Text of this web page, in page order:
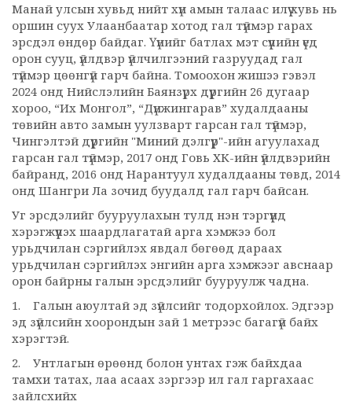
Манай улсын хувьд нийт хүн амын талаас илүү хувь нь
оршин суух Улаанбаатар хотод гал түймэр гарах
эрсдэл өндөр байдаг. Үүнийг батлах мэт сүүлийн үед
орон сууц, үйлдвэр үйлчилгээний газруудад гал
түймэр цөөнгүй гарч байна. Томоохон жишээ гэвэл
2024 онд Нийслэлийн Баянзүрх дүүргийн 26 дугаар
хороо, “Их Монгол”, “Дүнжингарав” худалдааны
төвийн авто замын уулзварт гарсан гал түймэр,
Чингэлтэй дүүргийн "Миний дэлгүүр"-ийн агуулахад
гарсан гал түймэр, 2017 онд Говь ХК-ийн үйлдвэрийн
байранд, 2016 онд Нарантуул худалдааны төвд, 2014
онд Шангри Ла зочид буудалд гал гарч байсан.
Уг эрсдэлийг бууруулахын тулд нэн тэргүүнд
хэрэгжүүлэх шаардлагатай арга хэмжээ бол
урьдчилан сэргийлэх явдал бөгөөд дараах
урьдчилан сэргийлэх энгийн арга хэмжээг авснаар
орон байрны галын эрсдэлийг бууруулж чадна.
1. Галын аюултай эд зүйлсийг тодорхойлох. Эдгээр
эд зүйлсийн хоорондын зай 1 метрээс багагүй байх
хэрэгтэй.
2. Унтлагын өрөөнд болон унтах гэж байхдаа
тамхи татах, лаа асаах зэргээр ил гал гаргахаас
зайлсхийх